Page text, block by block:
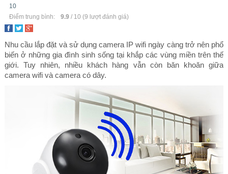
10
Camera IP Wifi là gì? Có nên Chọn và Sử dụng Camera Wifi?
Điểm trung bình: 9.9 / 10 (9 lượt đánh giá)
Nhu cầu lắp đặt và sử dụng camera IP wifi ngày càng trở nên phổ
biến ở những gia đình sinh sống tại khắp các vùng miền trên thế
giới. Tuy nhiên, nhiều khách hàng vẫn còn băn khoăn giữa
camera wifi và camera có dây.